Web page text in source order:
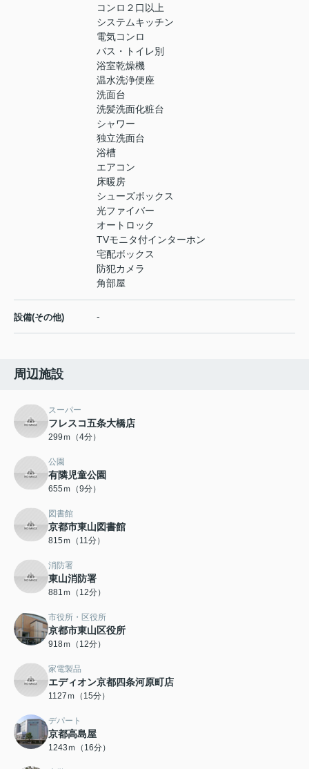
コンロ２口以上
システムキッチン
電気コンロ
バス・トイレ別
浴室乾燥機
温水洗浄便座
洗面台
洗髪洗面化粧台
シャワー
独立洗面台
浴槽
エアコン
床暖房
シューズボックス
光ファイバー
オートロック
TVモニタ付インターホン
宅配ボックス
防犯カメラ
角部屋
設備(その他) -
周辺施設
スーパー
フレスコ五条大橋店
299ｍ（4分）
公園
有隣児童公園
655ｍ（9分）
図書館
京都市東山図書館
815ｍ（11分）
消防署
東山消防署
881ｍ（12分）
市役所・区役所
京都市東山区役所
918ｍ（12分）
家電製品
エディオン京都四条河原町店
1127ｍ（15分）
デパート
京都高島屋
1243ｍ（16分）